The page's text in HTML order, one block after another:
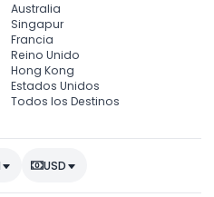
Australia
Singapur
Francia
Reino Unido
Hong Kong
Estados Unidos
Todos los Destinos
USD